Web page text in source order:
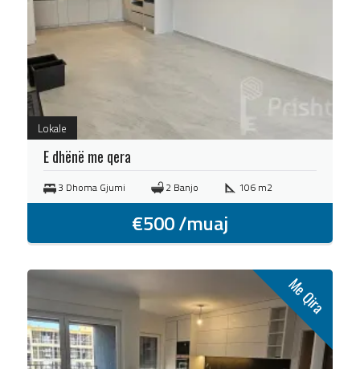
Lokale
E dhënë me qera
3 Dhoma Gjumi 2 Banjo 106 m2
€500/muaj
Me Qira